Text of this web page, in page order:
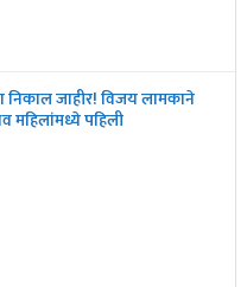
निकाल जाहीर! विजय लामकाने
महिलांमध्ये पहिली